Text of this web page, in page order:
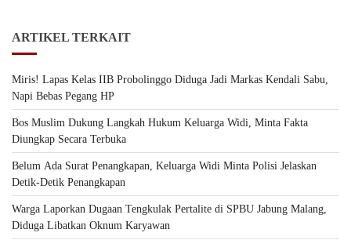
ARTIKEL TERKAIT
Miris! Lapas Kelas IIB Probolinggo Diduga Jadi Markas Kendali Sabu,
Napi Bebas Pegang HP
Bos Muslim Dukung Langkah Hukum Keluarga Widi, Minta Fakta
Diungkap Secara Terbuka
Belum Ada Surat Penangkapan, Keluarga Widi Minta Polisi Jelaskan
Detik-Detik Penangkapan
Warga Laporkan Dugaan Tengkulak Pertalite di SPBU Jabung Malang,
Diduga Libatkan Oknum Karyawan